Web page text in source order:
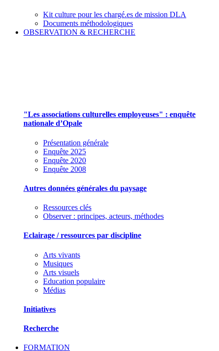
Kit culture pour les chargé.es de mission DLA
Documents méthodologiques
OBSERVATION & RECHERCHE
"Les associations culturelles employeuses" : enquête
nationale d’Opale
Présentation générale
Enquête 2025
Enquête 2020
Enquête 2008
Autres données générales du paysage
Ressources clés
Observer : principes, acteurs, méthodes
Eclairage / ressources par discipline
Arts vivants
Musiques
Arts visuels
Education populaire
Médias
Initiatives
Recherche
FORMATION